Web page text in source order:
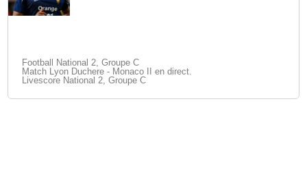
Football National 2, Groupe C
Match Lyon Duchere - Monaco II en direct.
Livescore National 2, Groupe C